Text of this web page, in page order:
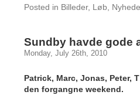
Posted in Billeder, Løb
Sundby havde gode
Monday, July 26th, 2010
Patrick, Marc, Jonas, Peter,
den forgangne weekend.